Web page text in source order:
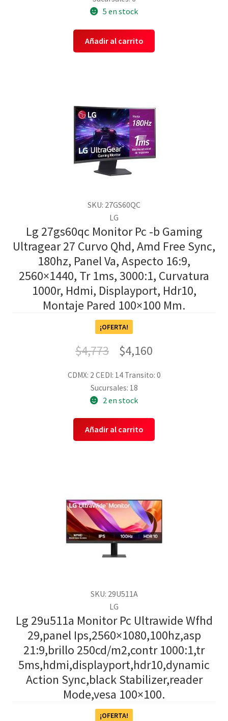
5 en stock
Añadir al carrito
SKU: 27GS60QC
LG
Lg 27gs60qc Monitor Pc -b Gaming
Ultragear 27 Curvo Qhd, Amd Free Sync,
180hz, Panel Va, Aspecto 16:9,
2560×1440, Tr 1ms, 3000:1, Curvatura
1000r, Hdmi, Displayport, Hdr10,
Montaje Pared 100×100 Mm.
¡OFERTA!
$4,773 $4,160
CDMX: 2 CEDI: 14 Transito: 0
Sucursales: 18
2 en stock
Añadir al carrito
SKU: 29U511A
LG
Lg 29u511a Monitor Pc Ultrawide Wfhd
29,panel Ips,2560×1080,100hz,asp
21:9,brillo 250cd/m2,contr 1000:1,tr
5ms,hdmi,displayport,hdr10,dynamic
Action Sync,black Stabilizer,reader
Mode,vesa 100×100.
¡OFERTA!